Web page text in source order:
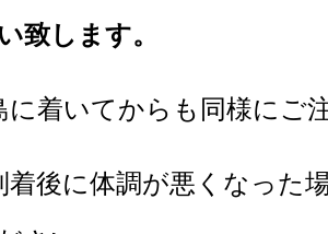
致します。
に着いてからも同様にご
着後に体調が悪くなった